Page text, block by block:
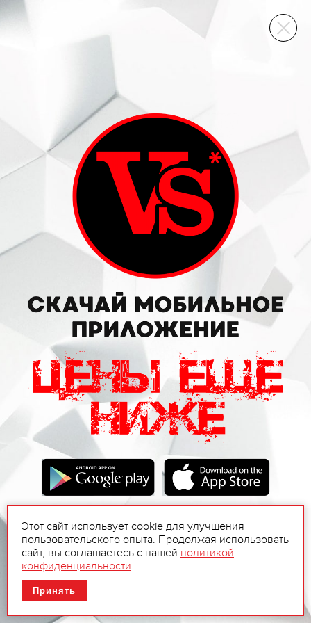
ВИННЫЙ СКЛАД
Этот сайт использует cookie для улучшения
пользовательского опыта. Продолжая использовать
сайт, вы соглашаетесь с нашей политикой
конфиденциальности.
Принять